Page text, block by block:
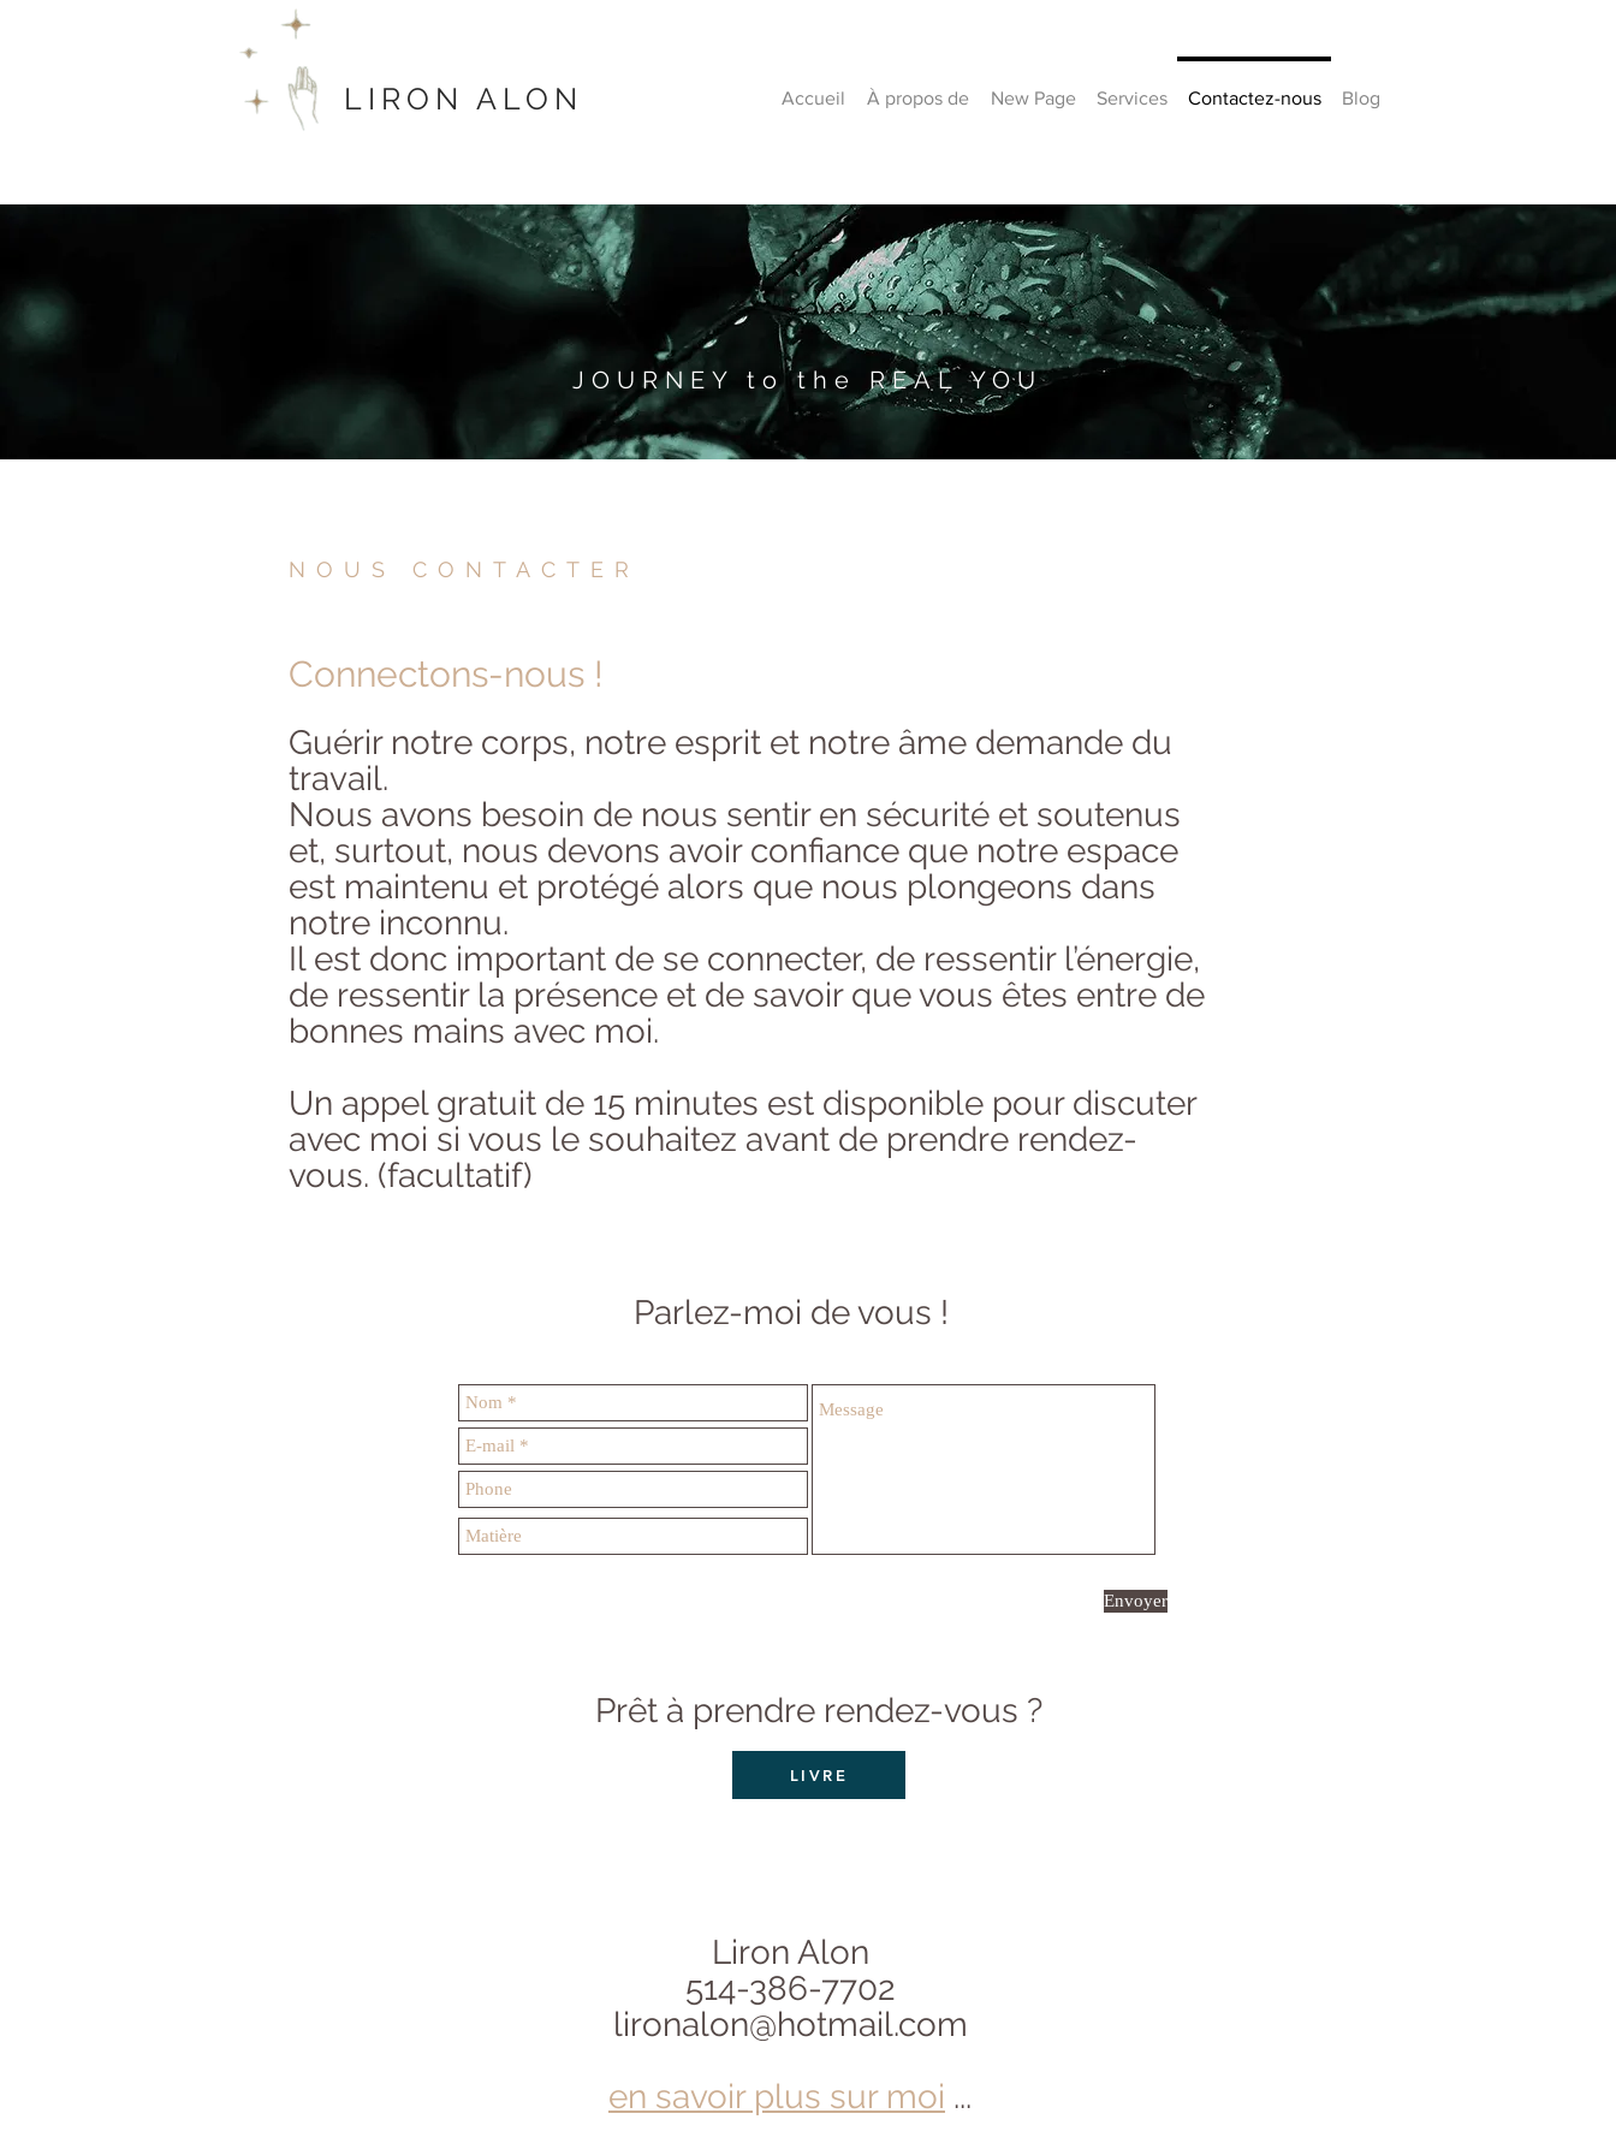
LIRON ALON Accueil À propos de New Page Services Contactez-nous Blog
JOURNEY to the REAL YOU
NOUS CONTACTER
Connectons-nous !
Guérir notre corps, notre esprit et notre âme demande du
travail.
Nous avons besoin de nous sentir en sécurité et soutenus
et, surtout, nous devons avoir confiance que notre espace
est maintenu et protégé alors que nous plongeons dans
notre inconnu.
Il est donc important de se connecter, de ressentir l’énergie,
de ressentir la présence et de savoir que vous êtes entre de
bonnes mains avec moi.
Un appel gratuit de 15 minutes est disponible pour discuter
avec moi si vous le souhaitez avant de prendre rendez-
vous. (facultatif)
Parlez-moi de vous !
Envoyer
Prêt à prendre rendez-vous ?
LIVRE
Liron Alon
514-386-7702
lironalon@hotmail.com
en savoir plus sur moi ...